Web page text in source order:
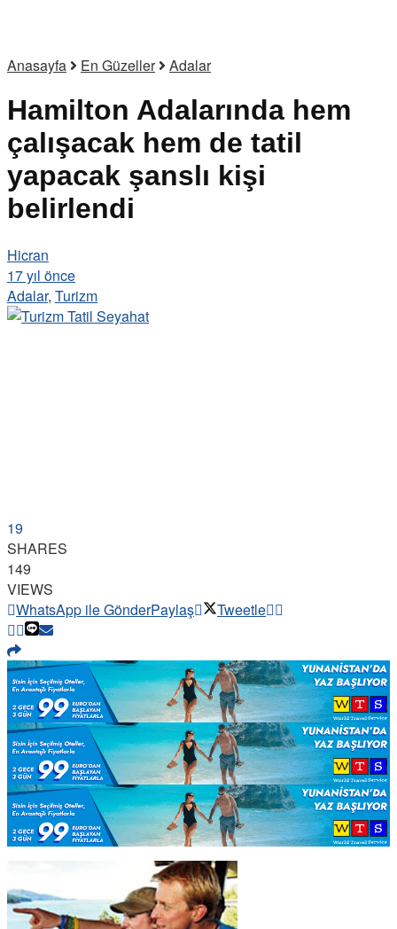
Anasayfa En Güzeller Adalar
Hamilton Adalarında hem
çalışacak hem de tatil
yapacak şanslı kişi
belirlendi
Hicran
17 yıl önce
Adalar, Turizm
19
SHARES
149
VIEWS
WhatsApp ile GönderPaylaş Tweetle